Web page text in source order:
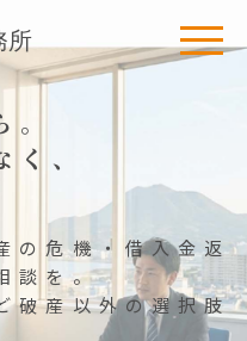
、
の危機・借入金返
談を。
破産以外の選択肢
所
務整理
労働災害
企業破産・事業破産